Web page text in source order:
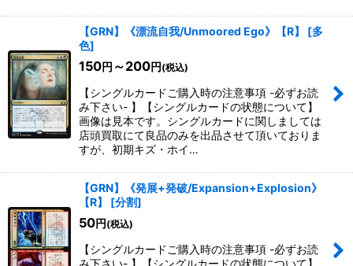
【GRN】《漂流自我/Unmoored Ego》【R】 [多
色]
150円 ～200円 (税込)
【シングルカードご購入時の注意事項 -必ずお読
み下さい- 】【シングルカードの状態について】
画像は見本です。シングルカードに関しましては
店頭買取にて良品のみを出品させて頂いておりま
すが、初期キズ・ホイ…
【GRN】《発展+発破/Expansion+Explosion》
【R】
[分割]
50円 (税込)
【シングルカードご購入時の注意事項 -必ずお読
み下さい- 】【シングルカードの状態について】